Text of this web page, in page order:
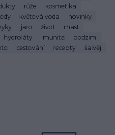
růže
kosmetika
květová voda
novinky
jaro život
mast
hydroláty imunita
podzim
cestování recepty
šalvěj